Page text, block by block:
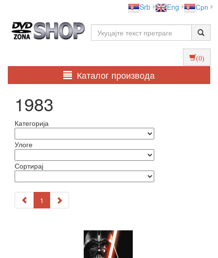
Srb Eng Срп
(0)
Каталог производа
1983
Категорија
Улоге
Сортирај
1